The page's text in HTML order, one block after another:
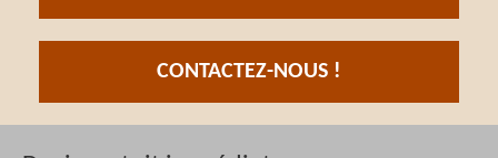
CONTACTEZ-NOUS !